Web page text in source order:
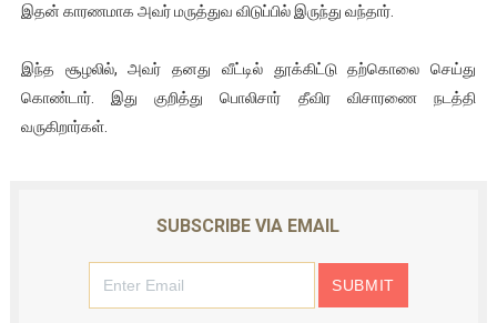
இதன் காரணமாக அவர் மருத்துவ விடுப்பில் இருந்து வந்தார்.
இந்த சூழலில், அவர் தனது வீட்டில் தூக்கிட்டு தற்கொலை செய்து
கொண்டார். இது குறித்து பொலிசார் தீவிர விசாரணை நடத்தி
வருகிறார்கள்.
SUBSCRIBE VIA EMAIL